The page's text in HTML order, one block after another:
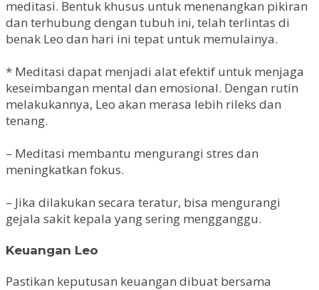
meditasi. Bentuk khusus untuk menenangkan pikiran
dan terhubung dengan tubuh ini, telah terlintas di
benak Leo dan hari ini tepat untuk memulainya.
* Meditasi dapat menjadi alat efektif untuk menjaga
keseimbangan mental dan emosional. Dengan rutin
melakukannya, Leo akan merasa lebih rileks dan
tenang.
– Meditasi membantu mengurangi stres dan
meningkatkan fokus.
– Jika dilakukan secara teratur, bisa mengurangi
gejala sakit kepala yang sering mengganggu.
Keuangan Leo
Pastikan keputusan keuangan dibuat bersama